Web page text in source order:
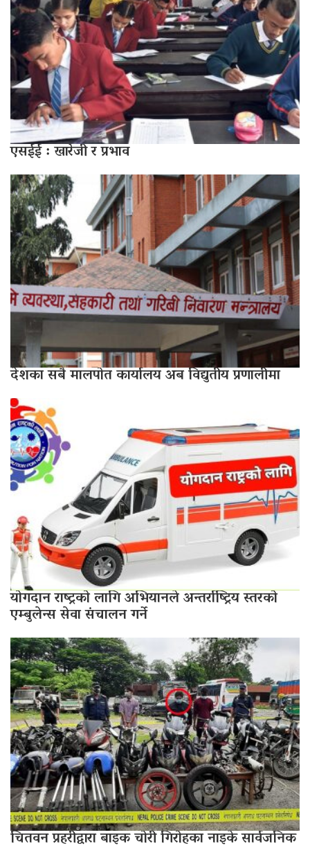
एसईई : खारेजी र प्रभाव
देशका सबै मालपोत कार्यालय अब विद्युतीय प्रणालीमा
योगदान राष्ट्रको लागि अभियानले अन्तर्राष्ट्रिय स्तरको
एम्बुलेन्स सेवा संचालन गर्ने
चितवन प्रहरीद्वारा बाइक चोरी गिरोहका नाइके सार्वजनिक